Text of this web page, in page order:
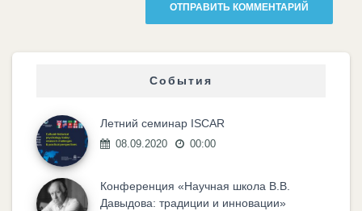
События
Летний семинар ISCAR
08.09.2020 00:00
Конференция «Научная школа В.В.
Давыдова: традиции и инновации»